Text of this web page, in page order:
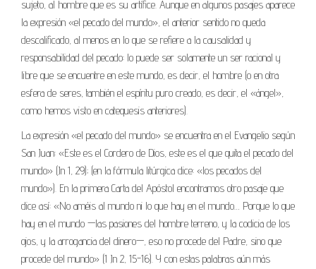
sujeto, al hombre que es su artífice. Aunque en algunos pasajes aparece
la expresión «el pecado del mundo», el anterior sentido no queda
descalificado, al menos en lo que se refiere a la causalidad y
responsabilidad del pecado: lo puede ser solamente un ser racional y
libre que se encuentre en este mundo, es decir, el hombre (o en otra
esfera de seres, también el espíritu puro creado, es decir, el «ángel»,
como hemos visto en catequesis anteriores).
La expresión «el pecado del mundo» se encuentra en el Evangelio según
San Juan: «Este es el Cordero de Dios, este es el que quita el pecado del
mundo» (Jn 1, 29); (en la fórmula litúrgica dice: «los pecados del
mundo»). En la primera Carta del Apóstol encontramos otro pasaje que
dice así: «No améis al mundo ni lo que hay en el mundo… Porque lo que
hay en el mundo —las pasiones del hombre terreno, y la codicia de los
ojos, y la arrogancia del dinero—, eso no procede del Padre, sino que
procede del mundo» (1 Jn 2, 15-16). Y con estas palabras aún más